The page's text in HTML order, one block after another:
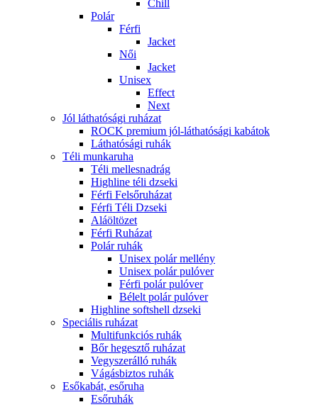
Chill
Polár
Férfi
Jacket
Női
Jacket
Unisex
Effect
Next
Jól láthatósági ruházat
ROCK premium jól-láthatósági kabátok
Láthatósági ruhák
Téli munkaruha
Téli mellesnadrág
Highline téli dzseki
Férfi Felsőruházat
Férfi Téli Dzseki
Aláöltözet
Férfi Ruházat
Polár ruhák
Unisex polár mellény
Unisex polár pulóver
Férfi polár pulóver
Bélelt polár pulóver
Highline softshell dzseki
Speciális ruházat
Multifunkciós ruhák
Bőr hegesztő ruházat
Vegyszerálló ruhák
Vágásbiztos ruhák
Esőkabát, esőruha
Esőruhák